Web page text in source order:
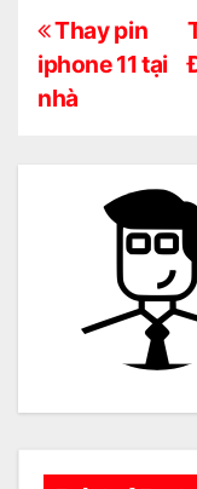
Đ
i
g
b
Thay pin
iphone 11 tại
nhà